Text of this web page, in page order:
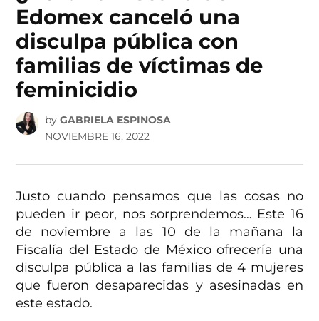
Edomex canceló una
disculpa pública con
familias de víctimas de
feminicidio
by GABRIELA ESPINOSA
NOVIEMBRE 16, 2022
Justo cuando pensamos que las cosas no
pueden ir peor, nos sorprendemos… Este 16
de noviembre a las 10 de la mañana la
Fiscalía del Estado de México ofrecería una
disculpa pública a las familias de 4 mujeres
que fueron desaparecidas y asesinadas en
este estado.